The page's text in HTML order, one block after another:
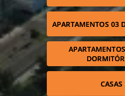
APARTAMENTOS 03
CASAS